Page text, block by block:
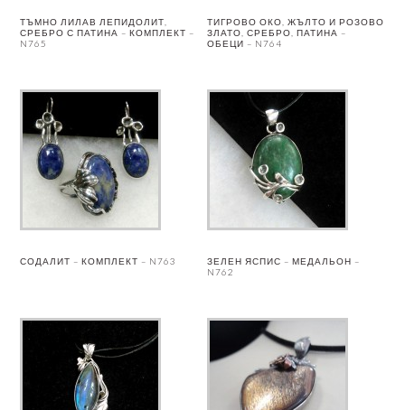
ТЪМНО ЛИЛАВ ЛЕПИДОЛИТ,
СРЕБРО С ПАТИНА – КОМПЛЕКТ –
N765
ТИГРОВО ОКО, ЖЪЛТО И РОЗОВО
ЗЛАТО, СРЕБРО, ПАТИНА –
ОБЕЦИ – N764
СОДАЛИТ – КОМПЛЕКТ – N763
ЗЕЛЕН ЯСПИС – МЕДАЛЬОН –
N762